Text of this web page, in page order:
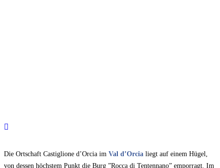
Die Ortschaft Castiglione d’Orcia im Val d’Orcia liegt auf einem Hügel,
von dessen höchstem Punkt die Burg ”Rocca di Tentennano” emporragt. Im